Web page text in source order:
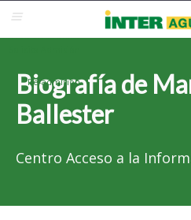
Correo Electrónico
Re-admisión
Biografía de
Ballester
Centro Acceso a la